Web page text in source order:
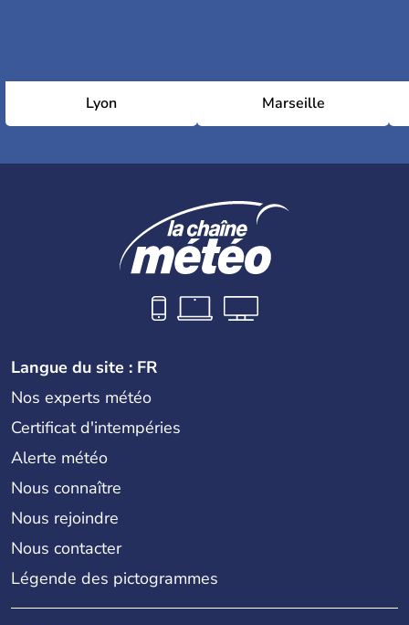
Lyon Marseille
Langue du site : FR
Nos experts météo
Certificat d'intempéries
Alerte météo
Nous connaître
Nous rejoindre
Nous contacter
Légende des pictogrammes